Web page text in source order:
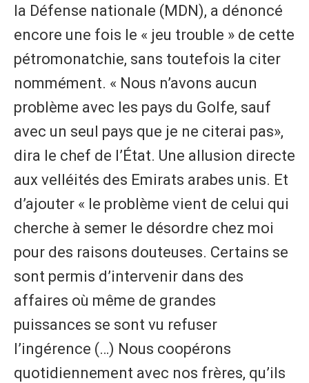
la Défense nationale (MDN), a dénoncé
encore une fois le « jeu trouble » de cette
pétromonatchie, sans toutefois la citer
nommément. « Nous n’avons aucun
problème avec les pays du Golfe, sauf
avec un seul pays que je ne citerai pas»,
dira le chef de l’État. Une allusion directe
aux velléités des Emirats arabes unis. Et
d’ajouter « le problème vient de celui qui
cherche à semer le désordre chez moi
pour des raisons douteuses. Certains se
sont permis d’intervenir dans des
affaires où même de grandes
puissances se sont vu refuser
l’ingérence (…) Nous coopérons
quotidiennement avec nos frères, qu’ils